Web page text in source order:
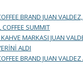
BRAND JUAN
SUMMIT
MARKASI JUAN
ALDI
BRAND JUAN